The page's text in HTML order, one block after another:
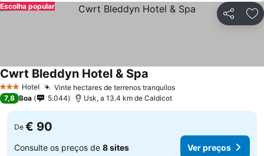
Partilhar
Escolha popular
3 EstrelasHotel Vinte hectares de terrenos tranquilos
Cwrt Bleddyn Hotel & Spa
7,8 Boa 5.044 Usk, a 13.4 km de Caldicot
De € 90
Consulte os preços de 8 sites Ver preços